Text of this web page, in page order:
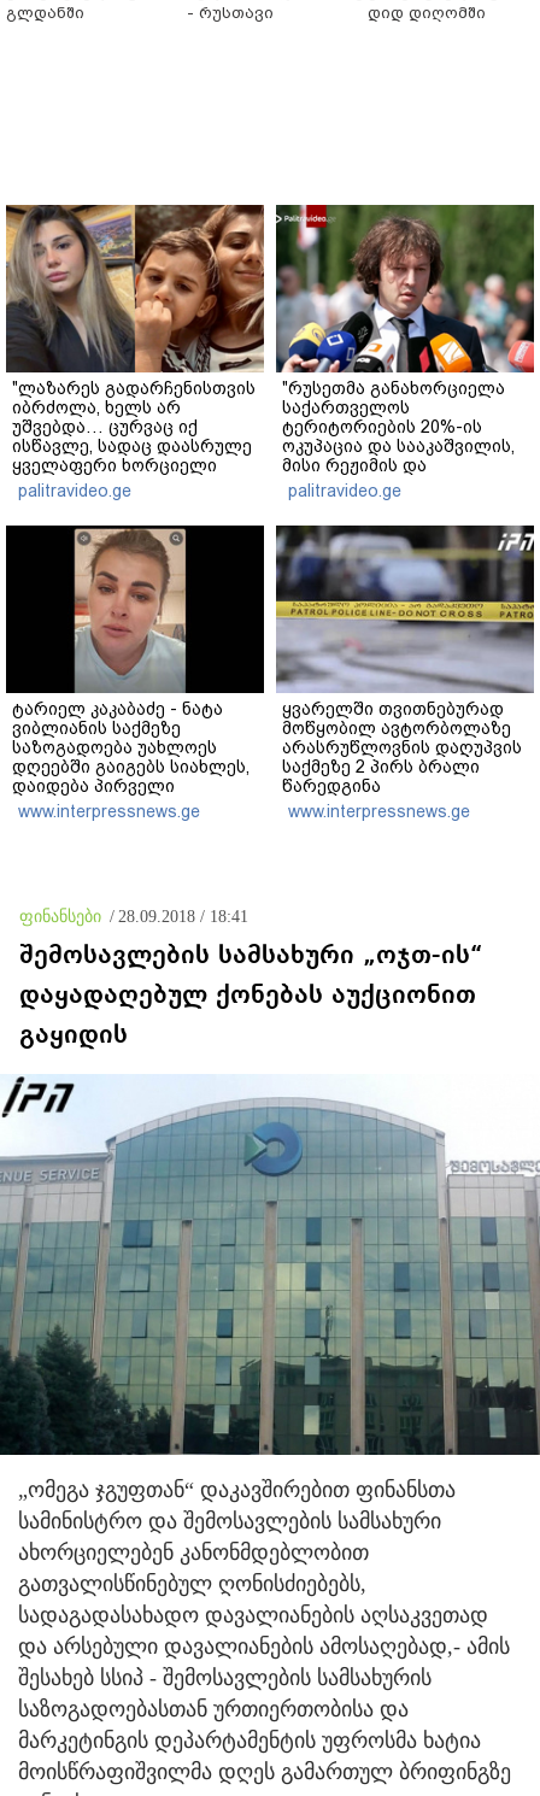
გლდანში
- რუსთავი
დიდ დიღომში
"ლაზარეს გადარჩენისთვის
იბრძოლა, ხელს არ
უშვებდა… ცურვაც იქ
ისწავლე, სადაც დაასრულე
ყველაფერი ხორციელი
ცხოვრებიდან" – რას წერს
ხობში დაღუპული დედა-
შვილის ახლობელი?
palitravideo.ge
"რუსეთმა განახორციელა
საქართველოს
ტერიტორიების 20%-ის
ოკუპაცია და სააკაშვილის,
მისი რეჟიმის და
"ნაცმოძრაობის" ღალატი
ვერანაირად ვერ
გადაფარავს ამ
დანაშაულს" - ირაკლი
კობახიძე
palitravideo.ge
ტარიელ კაკაბაძე - ნატა
ვიბლიანის საქმეზე
საზოგადოება უახლოეს
დღეებში გაიგებს სიახლეს,
დაიდება პირველი
მნიშვნელოვანი შედეგი და
ოფიციალურად ცნობენ
www.interpressnews.ge
ყვარელში თვითნებურად
მოწყობილ ავტორბოლაზე
არასრუწლოვნის დაღუპვის
საქმეზე 2 პირს ბრალი
წარედგინა
www.interpressnews.ge
ფინანსები / 28.09.2018 / 18:41
შემოსავლების სამსახური „ოჯთ-ის“
დაყადაღებულ ქონებას აუქციონით
გაყიდის
„ომეგა ჯგუფთან“ დაკავშირებით ფინანსთა
სამინისტრო და შემოსავლების სამსახური
ახორციელებენ კანონმდებლობით
გათვალისწინებულ ღონისძიებებს,
სადაგადასახადო დავალიანების აღსაკვეთად
და არსებული დავალიანების ამოსაღებად,- ამის
შესახებ სსიპ - შემოსავლების სამსახურის
საზოგადოებასთან ურთიერთობისა და
მარკეტინგის დეპარტამენტის უფროსმა ხატია
მოისწრაფიშვილმა დღეს გამართულ ბრიფინგზე